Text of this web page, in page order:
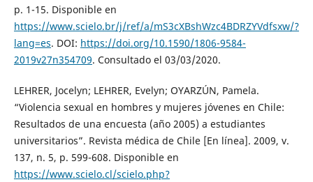
p. 1-15. Disponible en
https://www.scielo.br/j/ref/a/mS3cXBshWzc4BDRZYVdfsxw/?
lang=es. DOI: https://doi.org/10.1590/1806-9584-
2019v27n354709. Consultado el 03/03/2020.
LEHRER, Jocelyn; LEHRER, Evelyn; OYARZÚN, Pamela.
“Violencia sexual en hombres y mujeres jóvenes en Chile:
Resultados de una encuesta (año 2005) a estudiantes
universitarios”. Revista médica de Chile [En línea]. 2009, v.
137, n. 5, p. 599-608. Disponible en
https://www.scielo.cl/scielo.php?